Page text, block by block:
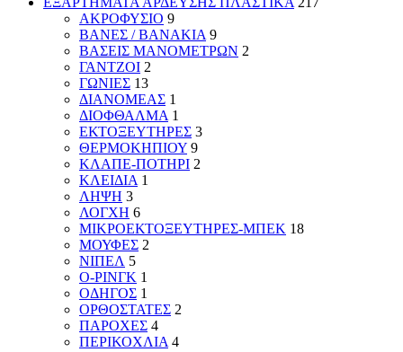
ΑΚΡΟΦΥΣΙΟ 9
ΒΑΝΕΣ / ΒΑΝΑΚΙΑ 9
ΒΑΣΕΙΣ ΜΑΝΟΜΕΤΡΩΝ 2
ΓΑΝΤΖΟΙ 2
ΓΩΝΙΕΣ 13
ΔΙΑΝΟΜΕΑΣ 1
ΔΙΟΦΘΑΛΜΑ 1
ΕΚΤΟΞΕΥΤΗΡΕΣ 3
ΘΕΡΜΟΚΗΠΙΟΥ 9
ΚΛΑΠΕ-ΠΟΤΗΡΙ 2
ΚΛΕΙΔΙΑ 1
ΛΗΨΗ 3
ΛΟΓΧΗ 6
ΜΙΚΡΟΕΚΤΟΞΕΥΤΗΡΕΣ-ΜΠΕΚ 18
ΜΟΥΦΕΣ 2
ΝΙΠΕΛ 5
Ο-ΡΙΝΓΚ 1
ΟΔΗΓΟΣ 1
ΟΡΘΟΣΤΑΤΕΣ 2
ΠΑΡΟΧΕΣ 4
ΠΕΡΙΚΟΧΛΙΑ 4